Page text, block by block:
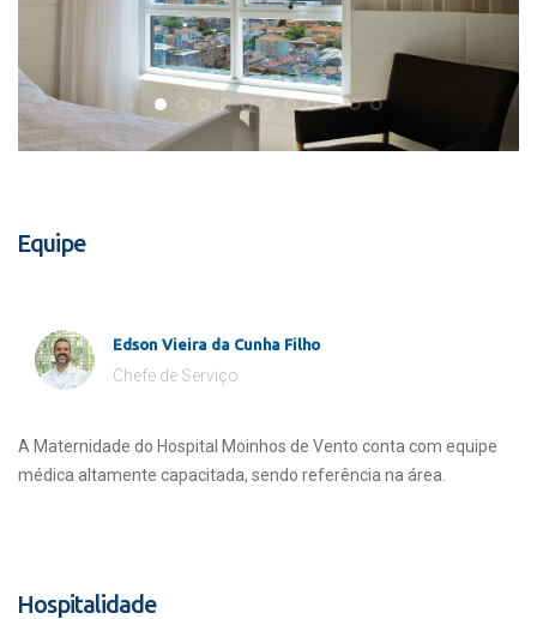
Equipe
Edson Vieira da Cunha Filho
Chefe de Serviço
A Maternidade do Hospital Moinhos de Vento conta com equipe
médica altamente capacitada, sendo referência na área.
Hospitalidade